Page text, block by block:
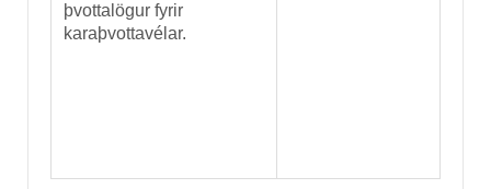
þvottalögur fyrir
karaþvottavélar.